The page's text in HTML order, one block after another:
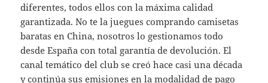
diferentes, todos ellos con la máxima calidad
garantizada. No te la juegues comprando camisetas
baratas en China, nosotros lo gestionamos todo
desde España con total garantía de devolución. El
canal temático del club se creó hace casi una década
y continúa sus emisiones en la modalidad de pago